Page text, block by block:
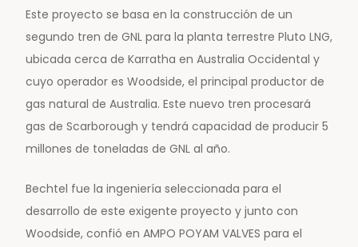
Este proyecto se basa en la construcción de un
segundo tren de GNL para la planta terrestre Pluto LNG,
ubicada cerca de Karratha en Australia Occidental y
cuyo operador es Woodside, el principal productor de
gas natural de Australia. Este nuevo tren procesará
gas de Scarborough y tendrá capacidad de producir 5
millones de toneladas de GNL al año.
Bechtel fue la ingeniería seleccionada para el
desarrollo de este exigente proyecto y junto con
Woodside, confió en AMPO POYAM VALVES para el